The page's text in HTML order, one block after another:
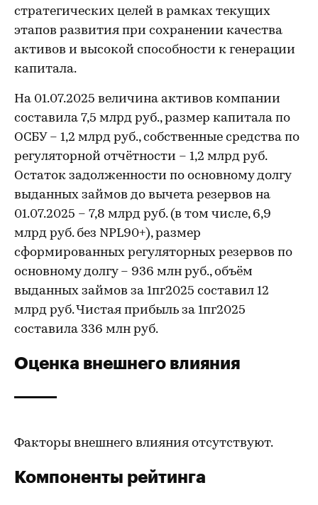
стратегических целей в рамках текущих
этапов развития при сохранении качества
активов и высокой способности к генерации
капитала.
На 01.07.2025 величина активов компании
составила 7,5 млрд руб., размер капитала по
ОСБУ – 1,2 млрд руб., собственные средства по
регуляторной отчётности – 1,2 млрд руб.
Остаток задолженности по основному долгу
выданных займов до вычета резервов на
01.07.2025 – 7,8 млрд руб. (в том числе, 6,9
млрд руб. без NPL90+), размер
сформированных регуляторных резервов по
основному долгу – 936 млн руб., объём
выданных займов за 1пг2025 составил 12
млрд руб. Чистая прибыль за 1пг2025
составила 336 млн руб.
Оценка внешнего влияния
Факторы внешнего влияния отсутствуют.
Компоненты рейтинга